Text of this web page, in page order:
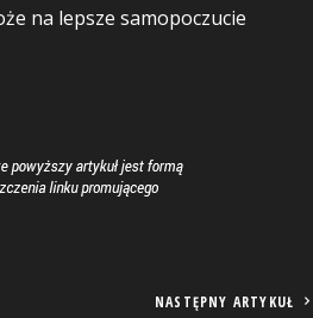
na lepsze samopoczucie
NASTĘPNY ARTYKUŁ